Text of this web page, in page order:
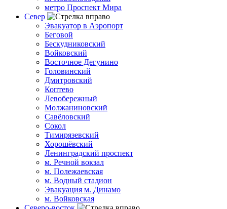
метро Проспект Мира
Север
Эвакуатор в Аэропорт
Беговой
Бескудниковский
Войковский
Восточное Дегунино
Головинский
Дмитровский
Коптево
Левобережный
Молжаниновский
Савёловский
Сокол
Тимирязевский
Хорошёвский
Ленинградский проспект
м. Речной вокзал
м. Полежаевская
м. Водный стадион
Эвакуация м. Динамо
м. Войковская